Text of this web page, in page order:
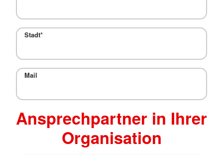
Stadt*
Mail
Ansprechpartner in Ihrer
Organisation